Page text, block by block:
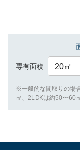
専有面積 20㎡
※一般的な間取りの場
㎡、2LDKは約50〜60